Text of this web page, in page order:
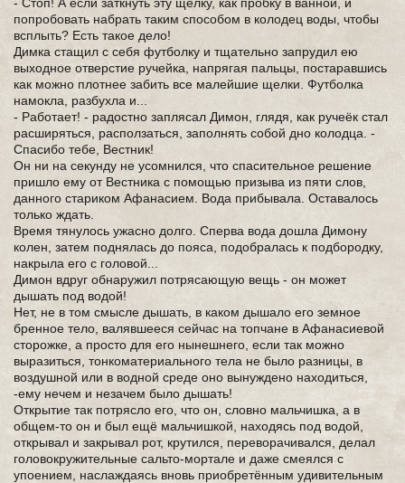
попробовать набрать таким способом в колодец воды, чтобы
всплыть? Есть такое дело!
Димка стащил с себя футболку и тщательно запрудил ею
выходное отверстие ручейка, напрягая пальцы, постаравшись
как можно плотнее забить все малейшие щелки. Футболка
намокла, разбухла и...
- Работает! - радостно заплясал Димон, глядя, как ручеёк стал
расширяться, расползаться, заполнять собой дно колодца. -
Спасибо тебе, Вестник!
Он ни на секунду не усомнился, что спасительное решение
пришло ему от Вестника с помощью призыва из пяти слов,
данного стариком Афанасием. Вода прибывала. Оставалось
только ждать.
Время тянулось ужасно долго. Сперва вода дошла Димону
колен, затем поднялась до пояса, подобралась к подбородку,
накрыла его с головой...
Димон вдруг обнаружил потрясающую вещь - он может
дышать под водой!
Нет, не в том смысле дышать, в каком дышало его земное
бренное тело, валявшееся сейчас на топчане в Афанасиевой
сторожке, а просто для его нынешнего, если так можно
выразиться, тонкоматериального тела не было разницы, в
воздушной или в водной среде оно вынуждено находиться,
-ему нечем и незачем было дышать!
Открытие так потрясло его, что он, словно мальчишка, а в
общем-то он и был ещё мальчишкой, находясь под водой,
открывал и закрывал рот, крутился, переворачивался, делал
головокружительные сальто-мортале и даже смеялся с
упоением, наслаждаясь вновь приобретённым удивительным